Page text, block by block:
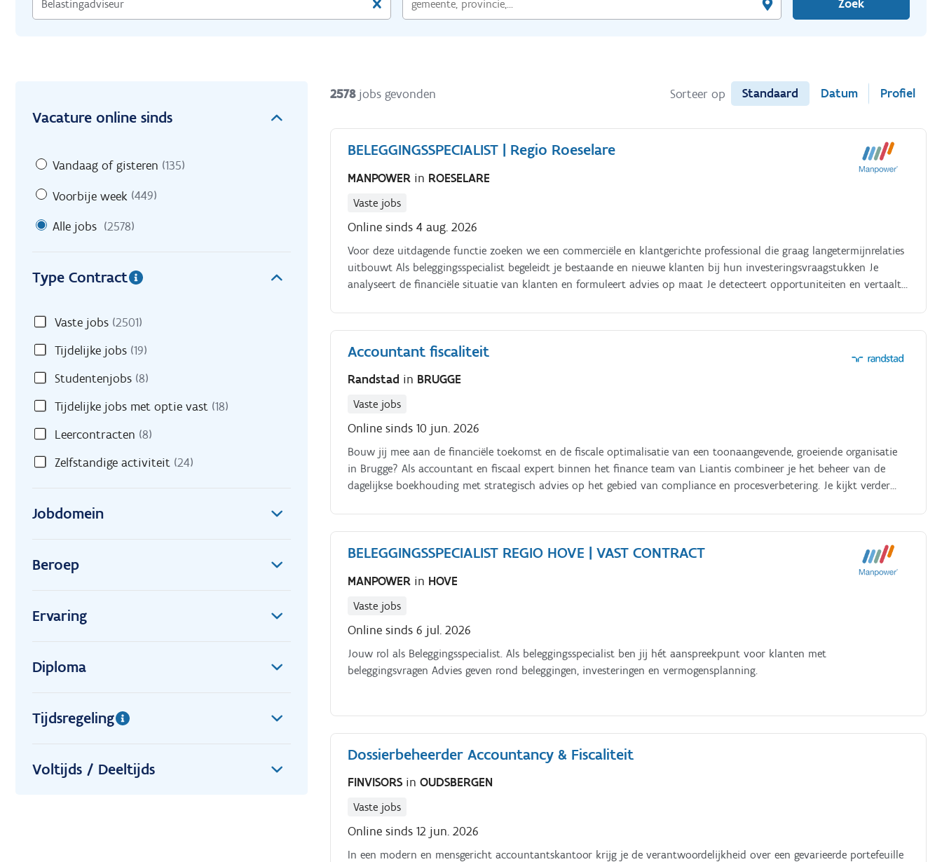
Zoek
Vacature online sinds
Vandaag of gisteren (135)
Voorbije week (449)
Alle jobs (2578)
Type Contract
Vaste jobs (2501)
Tijdelijke jobs (19)
Studentenjobs (8)
Tijdelijke jobs met optie vast (18)
Leercontracten (8)
Zelfstandige activiteit (24)
Jobdomein
Beroep
Ervaring
Diploma
Tijdsregeling
Voltijds / Deeltijds
2578 jobs gevonden Sorteer op Standaard Datum Profiel
BELEGGINGSSPECIALIST | Regio Roeselare
MANPOWER in ROESELARE
Vaste jobs
Online sinds 4 aug. 2026
Voor deze uitdagende functie zoeken we een commerciële en klantgerichte professional die graag langetermijnrelaties
uitbouwt Als beleggingsspecialist begeleidt je bestaande en nieuwe klanten bij hun investeringsvraagstukken Je
analyseert de financiële situatie van klanten en formuleert advies op maat Je detecteert opportuniteiten en vertaalt
volgt warme leads nauwgezet op en zet commerciële kansen om in resultaten Je neemt actief deel aan commerciële
campagnes en kantoorinitiatieven Je werkt nauw samen met collega's om klanten optimaal te ondersteunen Je
draagt mee bij aan de verdere ontwikkeling en groei van het kantoor
Accountant fiscaliteit
Randstad in BRUGGE
Vaste jobs
Online sinds 10 jun. 2026
Bouw jij mee aan de financiële toekomst en de fiscale optimalisatie van een toonaangevende, groeiende organisatie
in Brugge? Als accountant en fiscaal expert binnen het finance team van Liantis combineer je het beheer van de
dagelijkse boekhouding met strategisch advies op het gebied van compliance en procesverbetering. Je kijkt verder
BELEGGINGSSPECIALIST REGIO HOVE | VAST CONTRACT
MANPOWER in HOVE
Vaste jobs
Online sinds 6 jul. 2026
Jouw rol als Beleggingsspecialist. Als beleggingsspecialist ben jij hét aanspreekpunt voor klanten met
beleggingsvragen Advies geven rond beleggingen, investeringen en vermogensplanning.
Dossierbeheerder Accountancy & Fiscaliteit
FINVISORS inOUDSBERGEN
Vaste jobs
Online sinds 12 jun. 2026
In een modern en mensgericht accountantskantoor krijg je de verantwoordelijkheid over een gevarieerde portefeuille